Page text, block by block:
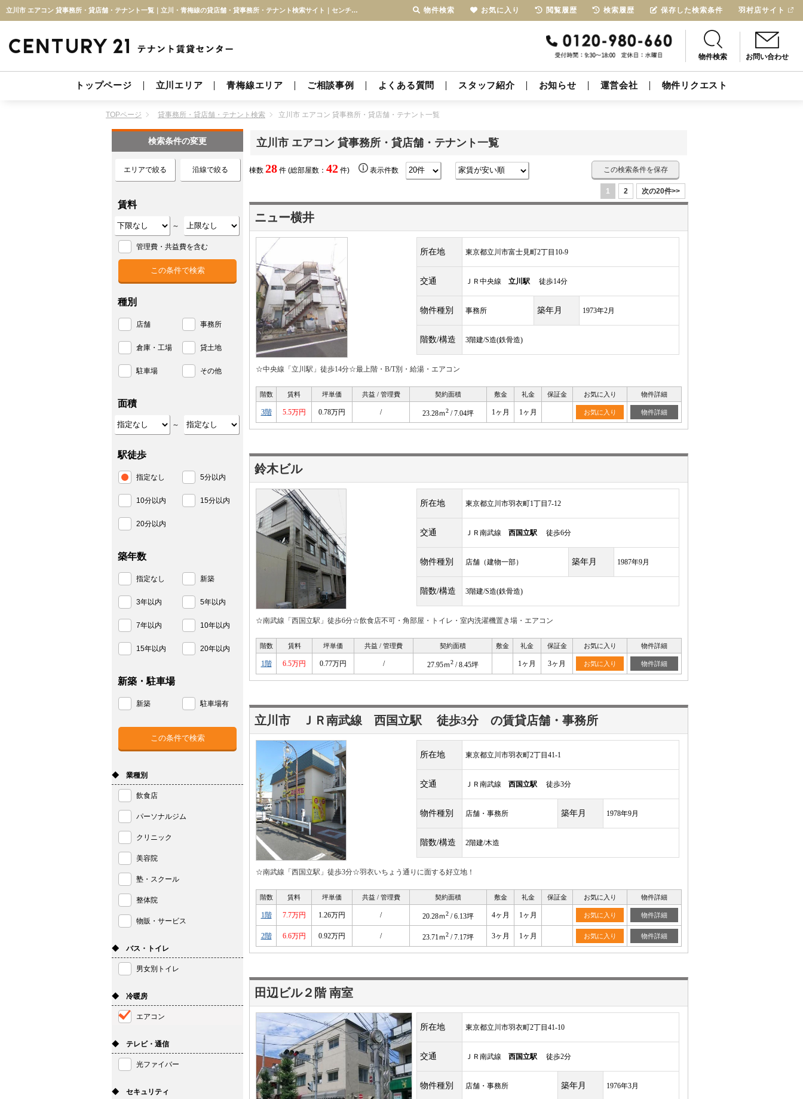
立川市 エアコン 貸事務所・貸店舗・テナント一覧｜立川・青梅線の貸店舗・貸事務所・テナント検索サイト｜センチュリー21テナント賃貸センター
物件検索 お問い合わせ
トップページ 立川エリア 青梅線エリア ご相談事例 よくある質問 スタッフ紹介 お知らせ 運営会社 物件リクエスト
TOPページ 貸事務所・貸店舗・テナント検索 立川市 エアコン 貸事務所・貸店舗・テナント一覧
立川市 エアコン 貸事務所・貸店舗・テナント一覧
棟数 28 件 (総部屋数： 42 件) 表示件数 この検索条件を保存
1 2 次の20件>>
ニュー横井
所在地 東京都立川市富士見町2丁目10-9
交通 ＪＲ中央線 立川駅 徒歩14分
物件種別 事務所 築年月 1973年2月
階数/構造 3階建/S造(鉄骨造)
☆中央線「立川駅」徒歩14分☆最上階・B/T別・給湯・エアコン
階数 賃料 坪単価 共益 / 管理費 契約面積 敷金 礼金 保証金 お気に入り 物件詳細
3階 5.5万円 0.78万円 / 23.28ｍ2 / 7.04坪 1ヶ月 1ヶ月 お気に入り 物件詳細
鈴木ビル
所在地 東京都立川市羽衣町1丁目7-12
交通 ＪＲ南武線 西国立駅 徒歩6分
物件種別 店舗（建物一部） 築年月 1987年9月
階数/構造 3階建/S造(鉄骨造)
☆南武線「西国立駅」徒歩6分☆飲食店不可・角部屋・トイレ・室内洗濯機置き場・エアコン
階数 賃料 坪単価 共益 / 管理費 契約面積 敷金 礼金 保証金 お気に入り 物件詳細
1階 6.5万円 0.77万円 / 27.95ｍ2/ 8.45坪 1ヶ月 3ヶ月 お気に入り 物件詳細
立川市 ＪＲ南武線 西国立駅 徒歩3分 の賃貸店舗・事務所
所在地 東京都立川市羽衣町2丁目41-1
交通 ＪＲ南武線 西国立駅 徒歩3分
物件種別 店舗・事務所 築年月 1978年9月
階数/構造 2階建/木造
☆南武線「西国立駅」徒歩3分☆羽衣いちょう通りに面する好立地！
階数 賃料 坪単価 共益 / 管理費 契約面積 敷金 礼金 保証金 お気に入り 物件詳細
1階 7.7万円 1.26万円 / 20.28ｍ2 / 6.13坪 4ヶ月 1ヶ月 お気に入り 物件詳細
2階 6.6万円 0.92万円 / 23.71ｍ2 / 7.17坪 3ヶ月 1ヶ月 お気に入り 物件詳細
田辺ビル２階 南室
所在地 東京都立川市羽衣町2丁目41-10
交通 ＪＲ南武線 西国立駅 徒歩2分
物件種別 店舗・事務所 築年月 1976年3月
検索条件の変更
エリアで絞る 沿線で絞る
賃料
～
管理費・共益費を含む
種別
店舗 事務所
倉庫・工場 貸土地
駐車場 その他
面積
～
駅徒歩
指定なし 5分以内
10分以内 15分以内
20分以内
築年数
指定なし 新築
3年以内 5年以内
7年以内 10年以内
15年以内 20年以内
新築・駐車場
新築 駐車場有
◆ 業種別
飲食店
パーソナルジム
クリニック
美容院
塾・スクール
整体院
物販・サービス
◆ バス・トイレ
男女別トイレ
◆ 冷暖房
エアコン
◆ テレビ・通信
光ファイバー
◆ セキュリティ
物件検索 お気に入り 閲覧履歴 検索履歴 保存した検索条件 羽村店サイト